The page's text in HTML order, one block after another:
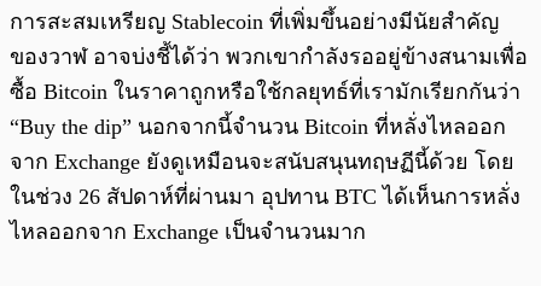
การสะสมเหรียญ Stablecoin ที่เพิ่มขึ้นอย่างมีนัยสำคัญ
ของวาฬ อาจบ่งชี้ได้ว่า พวกเขากำลังรออยู่ข้างสนามเพื่อ
ซื้อ Bitcoin ในราคาถูกหรือใช้กลยุทธ์ที่เรามักเรียกกันว่า
“Buy the dip” นอกจากนี้จำนวน Bitcoin ที่หลั่งไหลออก
จาก Exchange ยังดูเหมือนจะสนับสนุนทฤษฏีนี้ด้วย โดย
ในช่วง 26 สัปดาห์ที่ผ่านมา อุปทาน BTC ได้เห็นการหลั่ง
ไหลออกจาก Exchange เป็นจำนวนมาก